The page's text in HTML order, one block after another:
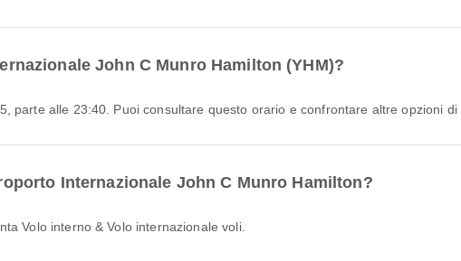
John C Munro Hamilton (YHM)?
parte alle 23:40. Puoi consultare questo orario e confrontare altre opzioni
Internazionale John C Munro Hamilton?
Volo interno & Volo internazionale voli.